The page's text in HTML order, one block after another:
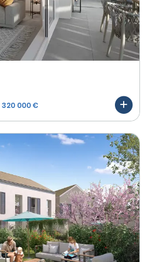
320 000 €